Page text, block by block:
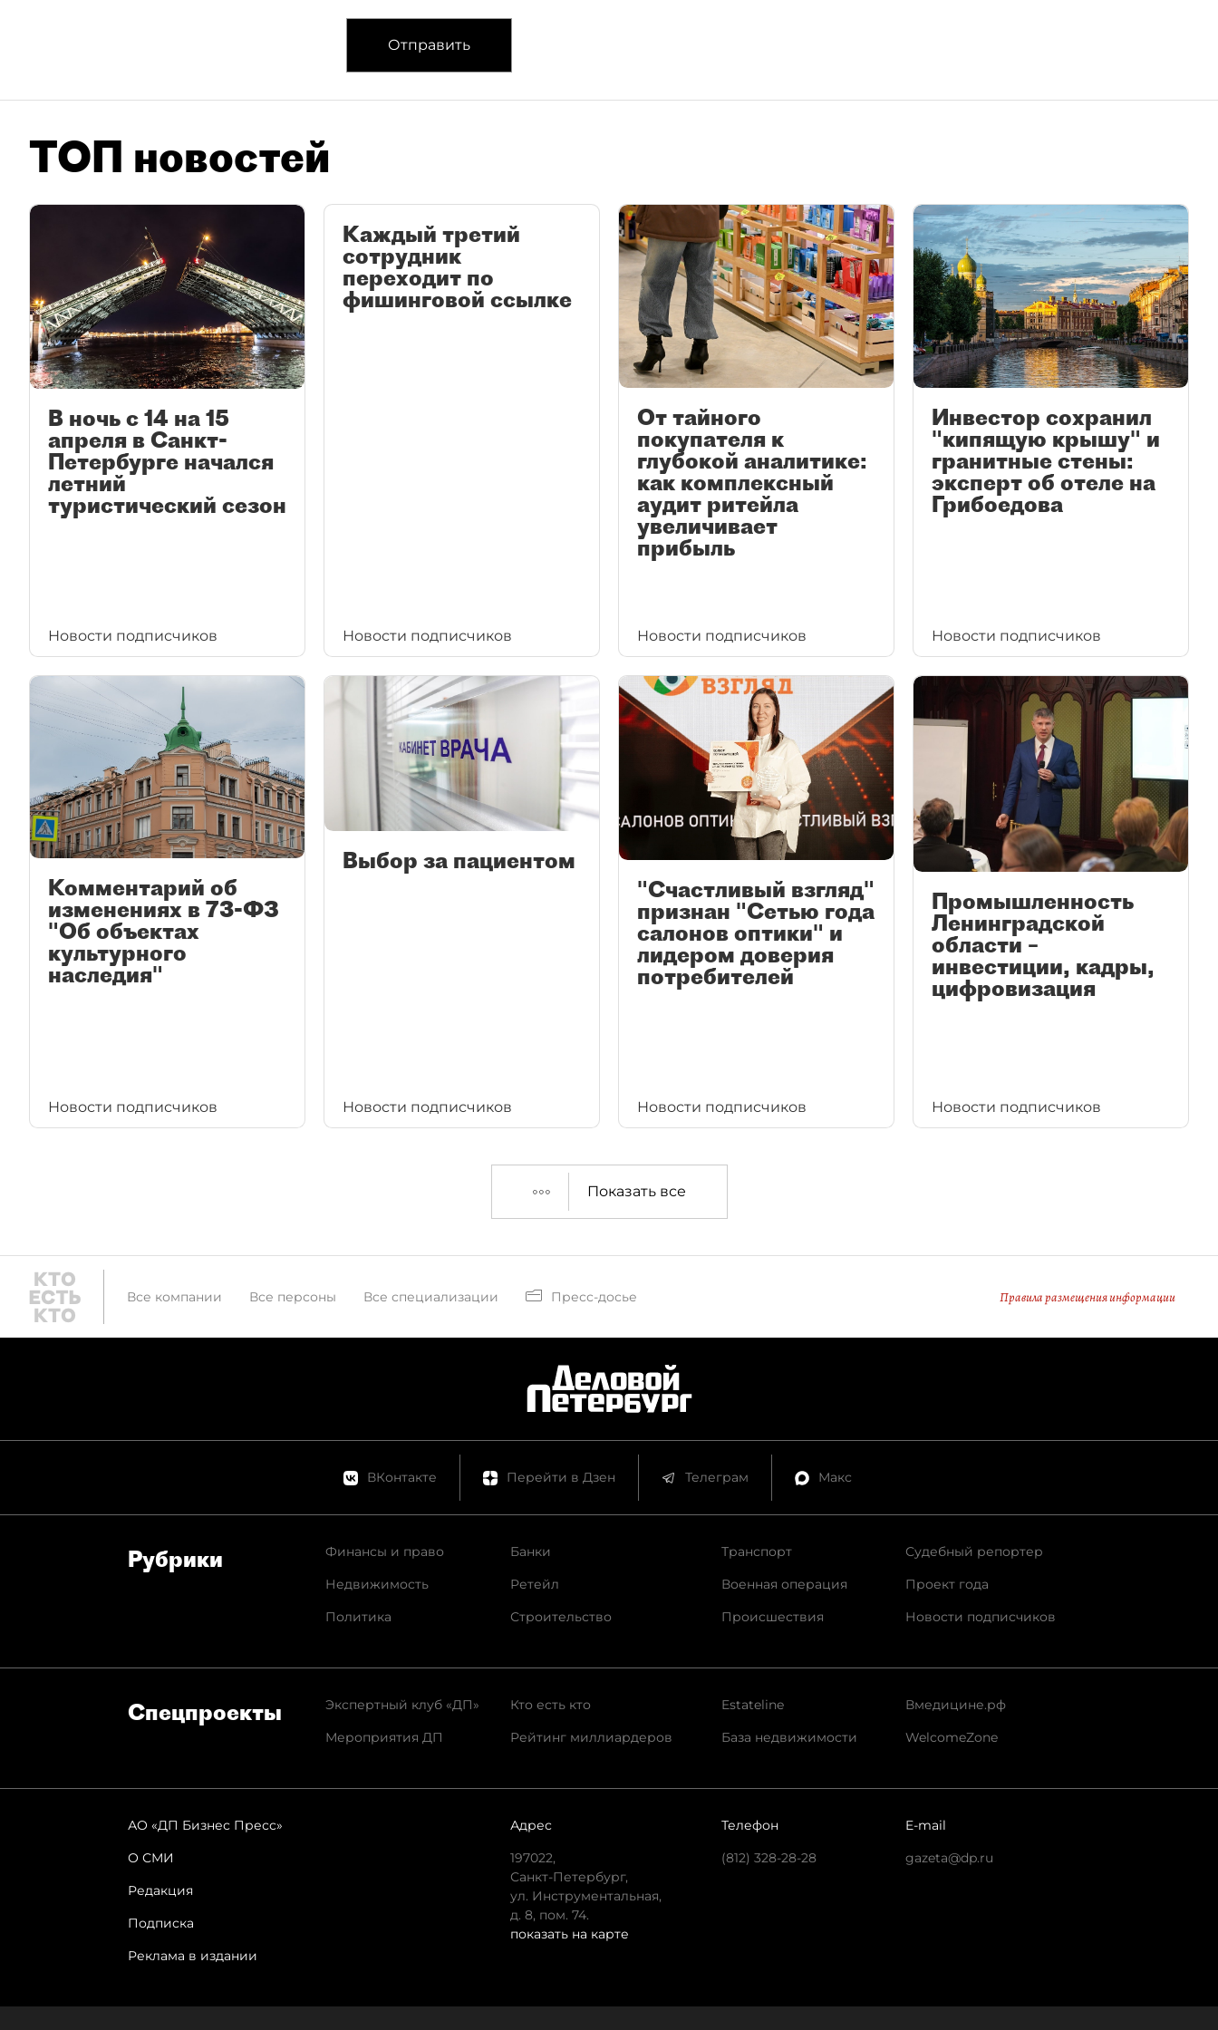
Отправить
ТОП новостей
В ночь с 14 на 15
апреля в Санкт-
Петербурге начался
летний
туристический сезон
Новости подписчиков
Каждый третий
сотрудник
переходит по
фишинговой ссылке
Новости подписчиков
От тайного
покупателя к
глубокой аналитике:
как комплексный
аудит ритейла
увеличивает
прибыль
Новости подписчиков
Инвестор сохранил
"кипящую крышу" и
гранитные стены:
эксперт об отеле на
Грибоедова
Новости подписчиков
Комментарий об
изменениях в 73-ФЗ
"Об объектах
культурного
наследия"
Новости подписчиков
Выбор за пациентом
Новости подписчиков
"Счастливый взгляд"
признан "Сетью года
салонов оптики" и
лидером доверия
потребителей
Новости подписчиков
Промышленность
Ленинградской
области –
инвестиции, кадры,
цифровизация
Новости подписчиков
Показать все
Все компании Все персоны Все специализации Пресс-досье Правила размещения информации
ВКонтакте Перейти в Дзен Телеграм Макс
Рубрики
Финансы и право
Недвижимость
Политика
Банки
Ретейл
Строительство
Транспорт
Военная операция
Происшествия
Судебный репортер
Проект года
Новости подписчиков
Спец­проекты
Экспертный клуб «ДП»
Мероприятия ДП
Кто есть кто
Рейтинг миллиардеров
Estateline
База недвижимости
Вмедицине.рф
WelcomeZone
АО «ДП Бизнес Пресс»
О СМИ
Редакция
Подписка
Реклама в издании
Адрес
197022,
Санкт-Петербург,
ул. Инструментальная,
д. 8, пом. 74.
показать на карте
Телефон
(812) 328-28-28
E-mail
gazeta@dp.ru